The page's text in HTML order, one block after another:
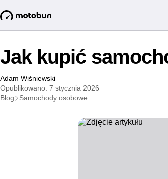
Jak kupić
Adam Wiśniewski
Opublikowano: 7 stycznia 2026
Blog
Samochody osobowe